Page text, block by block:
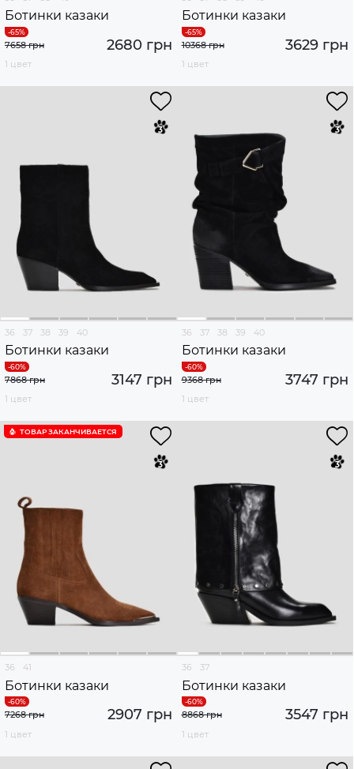
Ботинки казаки
2680 грн
7658 грн
1 цвет
Ботинки казаки
3629 грн
10368 грн
1 цвет
36 37 38 39 40
Ботинки казаки
3147 грн
7868 грн
1 цвет
36 37 38 39 40
Ботинки казаки
3747 грн
9368 грн
1 цвет
ТОВАР ЗАКАНЧИВАЕТСЯ
36 41
Ботинки казаки
2907 грн
7268 грн
1 цвет
36 37
Ботинки казаки
3547 грн
8868 грн
1 цвет